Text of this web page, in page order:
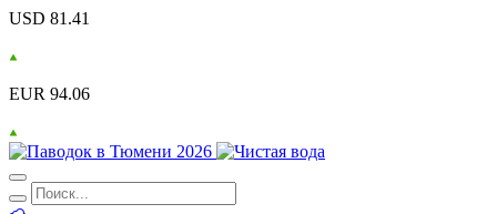
USD 81.41
EUR 94.06